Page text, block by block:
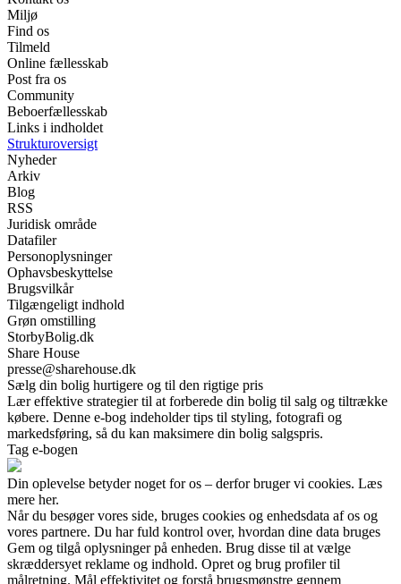
Miljø
Find os
Tilmeld
Online fællesskab
Post fra os
Community
Beboerfællesskab
Links i indholdet
Strukturoversigt
Nyheder
Arkiv
Blog
RSS
Juridisk område
Datafiler
Personoplysninger
Ophavsbeskyttelse
Brugsvilkår
Tilgængeligt indhold
Grøn omstilling
StorbyBolig.dk
Share House
presse@sharehouse.dk
Sælg din bolig hurtigere og til den rigtige pris
Lær effektive strategier til at forberede din bolig til salg og tiltrække
købere. Denne e-bog indeholder tips til styling, fotografi og
markedsføring, så du kan maksimere din bolig salgspris.
Tag e-bogen
Din oplevelse betyder noget for os – derfor bruger vi cookies. Læs
mere her.
Når du besøger vores side, bruges cookies og enhedsdata af os og
vores partnere. Du har fuld kontrol over, hvordan dine data bruges
Gem og tilgå oplysninger på enheden. Brug disse til at vælge
skræddersyet reklame og indhold. Opret og brug profiler til
målretning. Mål effektivitet og forstå brugsmønstre gennem